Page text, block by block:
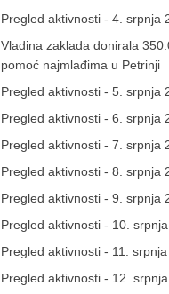
Pregled aktivnosti - 4. srpnja
Vladina zaklada donirala
pomoć najmlađima u Petrinji
Pregled aktivnosti - 5. srpnja
Pregled aktivnosti - 6. srpnja
Pregled aktivnosti - 7. srpnja
Pregled aktivnosti - 8. srpnja
Pregled aktivnosti - 9. srpnja
Pregled aktivnosti - 10. srpnja
Pregled aktivnosti - 11. srpnja
Pregled aktivnosti - 12. srpnja